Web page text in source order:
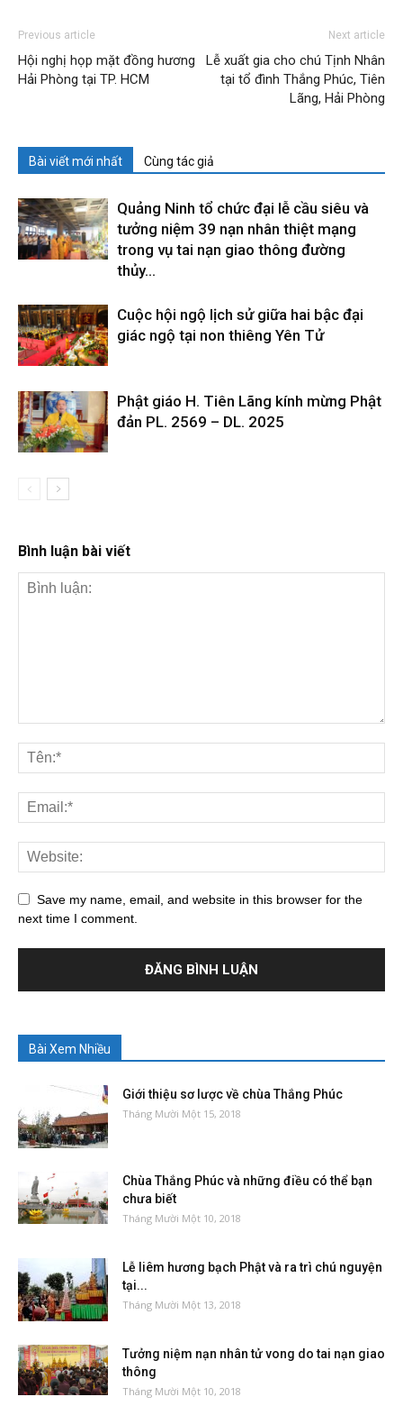
Previous article
Hội nghị họp mặt đồng hương
Hải Phòng tại TP. HCM
Next article
Lễ xuất gia cho chú Tịnh Nhân
tại tổ đình Thắng Phúc, Tiên
Lãng, Hải Phòng
Bài viết mới nhất Cùng tác giả
Quảng Ninh tổ chức đại lễ cầu siêu và
tưởng niệm 39 nạn nhân thiệt mạng
trong vụ tai nạn giao thông đường
thủy...
Cuộc hội ngộ lịch sử giữa hai bậc đại
giác ngộ tại non thiêng Yên Tử
Phật giáo H. Tiên Lãng kính mừng Phật
đản PL. 2569 – DL. 2025
Bình luận bài viết
Save my name, email, and website in this browser for the
next time I comment.
Bài Xem Nhiều
Giới thiệu sơ lược về chùa Thắng Phúc
Tháng Mười Một 15, 2018
Chùa Thắng Phúc và những điều có thể bạn
chưa biết
Tháng Mười Một 10, 2018
Lễ liêm hương bạch Phật và ra trì chú nguyện
tại...
Tháng Mười Một 13, 2018
Tưởng niệm nạn nhân tử vong do tai nạn giao
thông
Tháng Mười Một 10, 2018